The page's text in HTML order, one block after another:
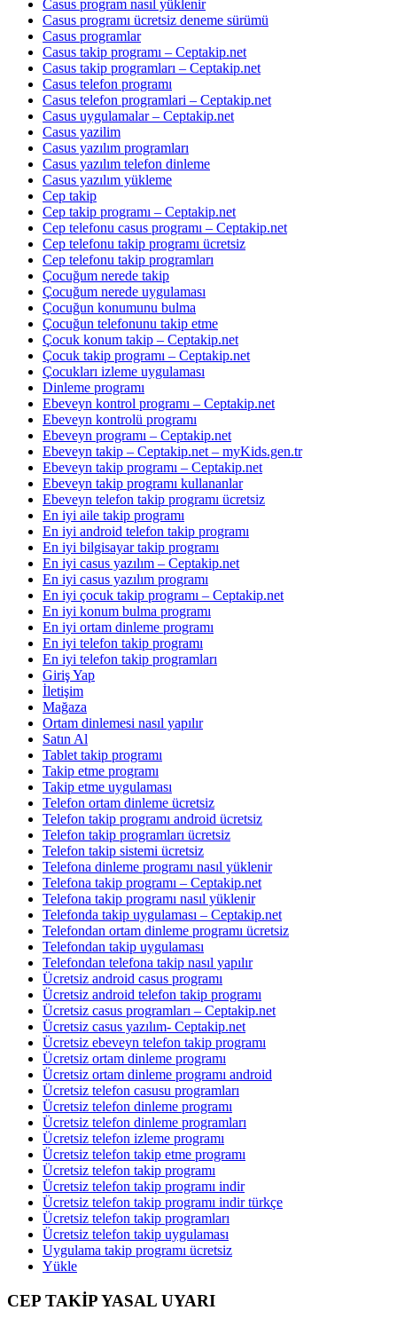
Casus program nasıl yüklenir
Casus programı ücretsiz deneme sürümü
Casus programlar
Casus takip programı – Ceptakip.net
Casus takip programları – Ceptakip.net
Casus telefon programı
Casus telefon programlari – Ceptakip.net
Casus uygulamalar – Ceptakip.net
Casus yazilim
Casus yazılım programları
Casus yazılım telefon dinleme
Casus yazılım yükleme
Cep takip
Cep takip programı – Ceptakip.net
Cep telefonu casus programı – Ceptakip.net
Cep telefonu takip programı ücretsiz
Cep telefonu takip programları
Çocuğum nerede takip
Çocuğum nerede uygulaması
Çocuğun konumunu bulma
Çocuğun telefonunu takip etme
Çocuk konum takip – Ceptakip.net
Çocuk takip programı – Ceptakip.net
Çocukları izleme uygulaması
Dinleme programı
Ebeveyn kontrol programı – Ceptakip.net
Ebeveyn kontrolü programı
Ebeveyn programı – Ceptakip.net
Ebeveyn takip – Ceptakip.net – myKids.gen.tr
Ebeveyn takip programı – Ceptakip.net
Ebeveyn takip programı kullananlar
Ebeveyn telefon takip programı ücretsiz
En iyi aile takip programı
En iyi android telefon takip programı
En iyi bilgisayar takip programı
En iyi casus yazılım – Ceptakip.net
En iyi casus yazılım programı
En iyi çocuk takip programı – Ceptakip.net
En iyi konum bulma programı
En iyi ortam dinleme programı
En iyi telefon takip programı
En iyi telefon takip programları
Giriş Yap
İletişim
Mağaza
Ortam dinlemesi nasıl yapılır
Satın Al
Tablet takip programı
Takip etme programı
Takip etme uygulaması
Telefon ortam dinleme ücretsiz
Telefon takip programı android ücretsiz
Telefon takip programları ücretsiz
Telefon takip sistemi ücretsiz
Telefona dinleme programı nasıl yüklenir
Telefona takip programı – Ceptakip.net
Telefona takip programı nasıl yüklenir
Telefonda takip uygulaması – Ceptakip.net
Telefondan ortam dinleme programı ücretsiz
Telefondan takip uygulaması
Telefondan telefona takip nasıl yapılır
Ücretsiz android casus programı
Ücretsiz android telefon takip programı
Ücretsiz casus programları – Ceptakip.net
Ücretsiz casus yazılım- Ceptakip.net
Ücretsiz ebeveyn telefon takip programı
Ücretsiz ortam dinleme programı
Ücretsiz ortam dinleme programı android
Ücretsiz telefon casusu programları
Ücretsiz telefon dinleme programı
Ücretsiz telefon dinleme programları
Ücretsiz telefon izleme programı
Ücretsiz telefon takip etme programı
Ücretsiz telefon takip programı
Ücretsiz telefon takip programı indir
Ücretsiz telefon takip programı indir türkçe
Ücretsiz telefon takip programları
Ücretsiz telefon takip uygulaması
Uygulama takip programı ücretsiz
Yükle
CEP TAKİP YASAL UYARI